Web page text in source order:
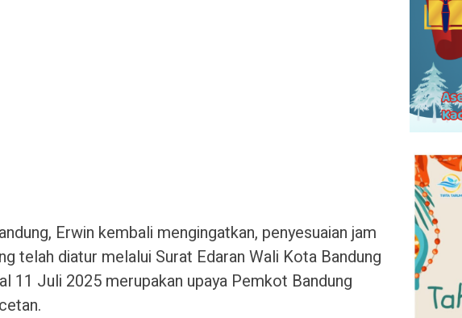
Erwin kembali mengingatkan, penyesuaian jam
telah diatur melalui Surat Edaran Wali Kota Bandung
11 Juli 2025 merupakan upaya Pemkot Bandung